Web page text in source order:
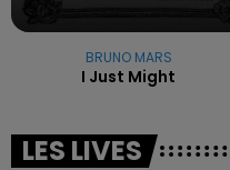
BRUNO MARS
I Just Might
LES LIVES